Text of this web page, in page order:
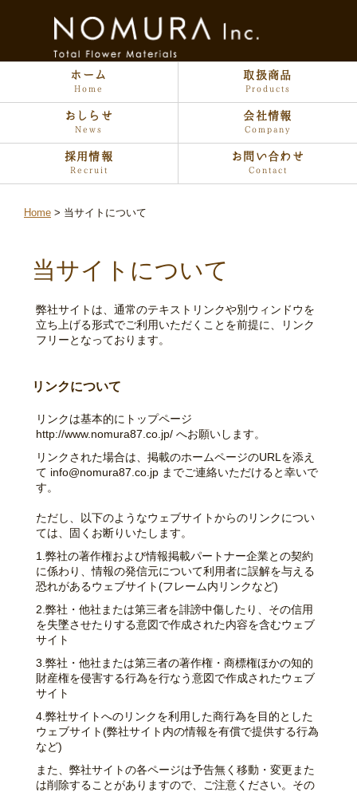
ホーム
Home
取扱商品
Products
おしらせ
News
会社情報
Company
採用情報
Recruit
お問い合わせ
Contact
Home 当サイトについて
当サイトについて
弊社サイトは、通常のテキストリンクや別ウィンドウを
立ち上げる形式でご利用いただくことを前提に、リンク
フリーとなっております。
リンクについて
リンクは基本的にトップページ
http://www.nomura87.co.jp/ へお願いします。
リンクされた場合は、掲載のホームページのURLを添え
て info@nomura87.co.jp までご連絡いただけると幸いで
す。
ただし、以下のようなウェブサイトからのリンクについ
ては、固くお断りいたします。
1.弊社の著作権および情報掲載パートナー企業との契約
に係わり、情報の発信元について利用者に誤解を与える
恐れがあるウェブサイト(フレーム内リンクなど)
2.弊社・他社または第三者を誹謗中傷したり、その信用
を失墜させたりする意図で作成された内容を含むウェブ
サイト
3.弊社・他社または第三者の著作権・商標権ほかの知的
財産権を侵害する行為を行なう意図で作成されたウェブ
サイト
4.弊社サイトへのリンクを利用した商行為を目的とした
ウェブサイト(弊社サイト内の情報を有償で提供する行為
など)
また、弊社サイトの各ページは予告無く移動・変更また
は削除することがありますので、ご注意ください。その